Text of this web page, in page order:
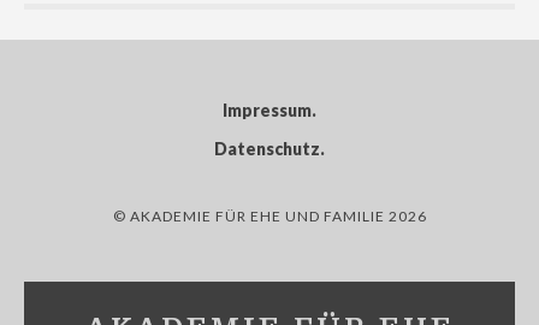
Impressum
Datenschutz
© AKADEMIE FÜR EHE UND FAMILIE 2026